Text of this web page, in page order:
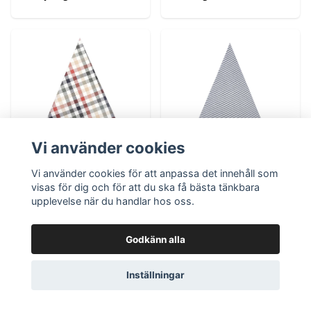
Duk Ruth - Rund -
Olivgrön/Svart/Rost
- 160 cm
Duk Bosse - Rund -
Marinblå/Vit Ø160
cm -
Avtorkningsbar
399 kr
Vi använder cookies
Vi använder cookies för att anpassa det innehåll som
visas för dig och för att du ska få bästa tänkbara
upplevelse när du handlar hos oss.
Godkänn alla
Inställningar